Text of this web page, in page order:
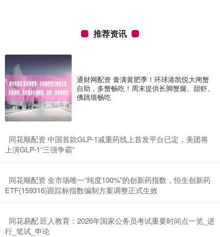
推荐资讯
通财网配资 膏满黄肥季！环球港凯悦大闸蟹
自助，多蟹畅吃！周末提供长脚蟹腿、甜虾、
佛跳墙畅吃
​同花顺配资 中国首款GLP-1减重药线上首发平台已定，美团将
上演GLP-1“三强争霸”
​同花顺配资 全市场唯一“纯度100%”的创新药指数，恒生创新药
ETF(159316)跟踪标指数编制方案调整正式生效
​同花易配 匠人教育：2026年国家公务员考试重要时间点一览_进
行_笔试_申论